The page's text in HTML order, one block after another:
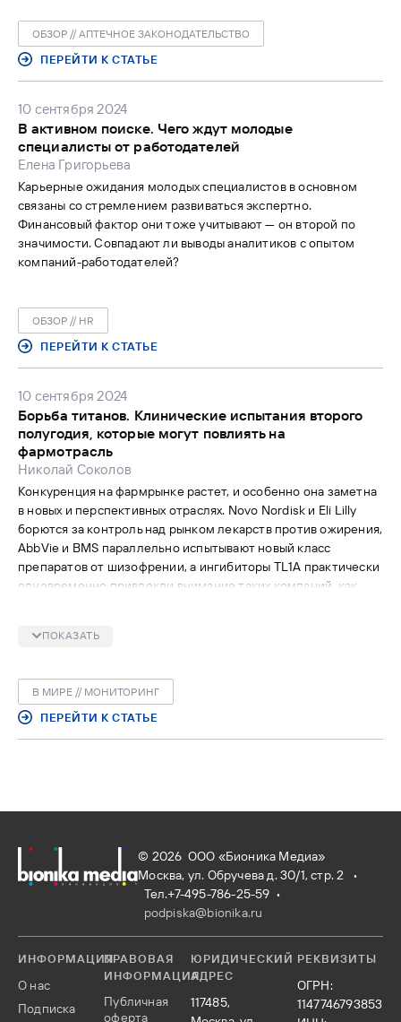
ОБЗОР // АПТЕЧНОЕ ЗАКОНОДАТЕЛЬСТВО
ПЕРЕЙТИ К СТАТЬЕ
10 сентября 2024
В активном поиске. Чего ждут молодые
специалисты от работодателей
Елена Григорьева
Карьерные ожидания молодых специалистов в основном
связаны со стремлением развиваться экспертно.
Финансовый фактор они тоже учитывают — он второй по
значимости. Совпадают ли выводы аналитиков с опытом
компаний-работодателей?
ОБЗОР // HR
ПЕРЕЙТИ К СТАТЬЕ
10 сентября 2024
Борьба титанов. Клинические испытания второго
полугодия, которые могут повлиять на
фармотрасль
Николай Соколов
Конкуренция на фармрынке растет, и особенно она заметна
в новых и перспективных отраслях. Novo Nordisk и Eli Lilly
борются за контроль над рынком лекарств против ожирения,
AbbVie и BMS параллельно испытывают новый класс
препаратов от шизофрении, а ингибиторы TL1A практически
одновременно привлекли внимание таких компаний, как
второй половины года, которые могут значительно повлиять
ПОКАЗАТЬ
В МИРЕ // МОНИТОРИНГ
ПЕРЕЙТИ К СТАТЬЕ
© 2026 ООО «Бионика Медиа»
Москва, ул. Обручева д. 30/1, стр. 2 •
Тел.+7-495-786-25-59 •
podpiska@bionika.ru
ИНФОРМАЦИЯ
О нас
Подписка
ПРАВОВАЯ
ИНФОРМАЦИЯ
Публичная
оферта
ЮРИДИЧЕСКИЙ
АДРЕС
117485,
РЕКВИЗИТЫ
ОГРН:
1147746793853